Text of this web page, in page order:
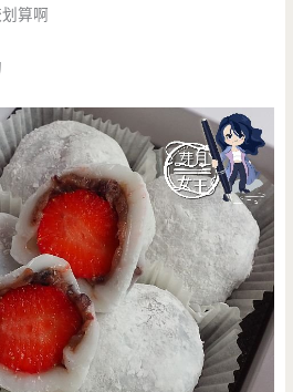
算啊